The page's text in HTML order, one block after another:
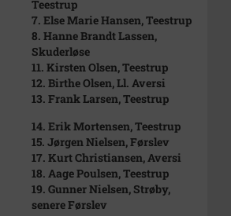
Teestrup
7. Else Marie Hansen, Teestrup
8. Hanne Brandt Lassen,
Skuderløse
11. Kirsten Olsen, Teestrup
12. Birthe Olsen, Ll. Aversi
13. Frank Larsen, Teestrup
14. Erik Mortensen, Teestrup
15. Jørgen Nielsen, Førslev
17. Kurt Christiansen, Aversi
18. Aage Poulsen, Teestrup
19. Gunner Nielsen, Strøby,
senere Førslev